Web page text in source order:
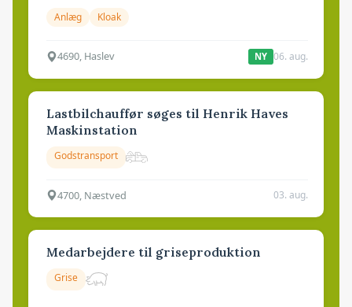
Anlæg Kloak
4690, Haslev NY 06. aug.
Lastbilchauffør søges til Henrik Haves
Maskinstation
Godstransport
4700, Næstved 03. aug.
Medarbejdere til griseproduktion
Grise